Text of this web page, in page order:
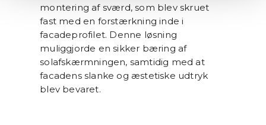
montering af sværd, som blev skruet
fast med en forstærkning inde i
facadeprofilet. Denne løsning
muliggjorde en sikker bæring af
solafskærmningen, samtidig med at
facadens slanke og æstetiske udtryk
blev bevaret.